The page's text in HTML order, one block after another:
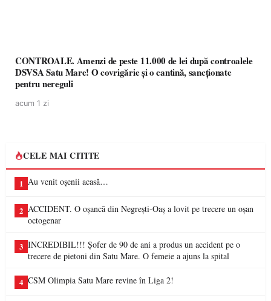
CONTROALE. Amenzi de peste 11.000 de lei după controalele
DSVSA Satu Mare! O covrigărie și o cantină, sancționate
pentru nereguli
acum 1 zi
CELE MAI CITITE
1 Au venit oșenii acasă…
2 ACCIDENT. O oșancă din Negrești-Oaș a lovit pe trecere un oșan
octogenar
3 INCREDIBIL!!! Șofer de 90 de ani a produs un accident pe o
trecere de pietoni din Satu Mare. O femeie a ajuns la spital
4 CSM Olimpia Satu Mare revine în Liga 2!